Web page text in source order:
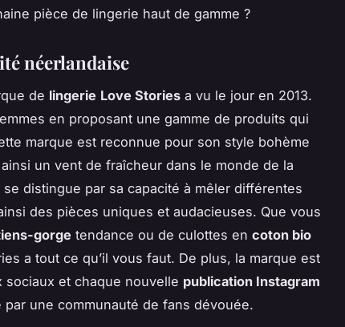
pièce de lingerie haut de gamme ?
néerlandaise
de lingerie Love Stories a vu le jour en 2013.
en proposant une gamme de produits qui
marque est reconnue pour son style bohème
un vent de fraîcheur dans le monde de la
distingue par sa capacité à mêler différentes
des pièces uniques et audacieuses. Que vous
gorge tendance ou de culottes en coton bio
a tout ce qu’il vous faut. De plus, la marque est
et chaque nouvelle publication Instagram
une communauté de fans dévouée.